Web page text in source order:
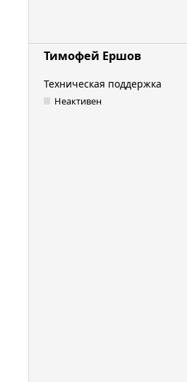
Тимофей Ершов
Техническая поддержка
Неактивен